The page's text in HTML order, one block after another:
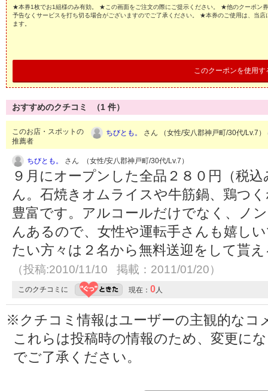
★本券1枚でお1組様のみ有効。 ★この画面をご注文の際にご提示ください。 ★他のクーポン
予告なくサービスを打ち切る場合がございますのでご了承ください。 ★本券のご使用は、当
ます。
このクーポンを使用す
おすすめのクチコミ （1 件）
このお店・スポットの
推薦者
ちびとも。 さん （女性/安八郡神戸町/30代/Lv.7）
ちびとも。 さん （女性/安八郡神戸町/30代/Lv.7）
９月にオープンした全品２８０円（税
ん。石焼きオムライスや牛筋鍋、鶏つ
豊富です。アルコールだけでなく、ノ
んあるので、女性や運転手さんも嬉し
たい方々は２名から無料送迎をして貰
（投稿:2010/11/10 掲載：2011/01/20）
このクチコミに 現在： 0人
※クチコミ情報はユーザーの主観的なコ
これらは投稿時の情報のため、変更に
でご了承ください。